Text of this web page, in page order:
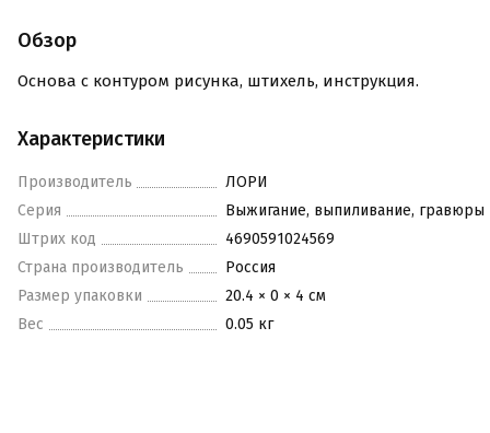
Обзор
Основа с контуром рисунка, штихель, инструкция.
Характеристики
Производитель
ЛОРИ
Серия
Выжигание, выпиливание, гравюры
Штрих код
4690591024569
Страна производитель
Россия
Размер упаковки
20.4 × 0 × 4 см
Вес
0.05 кг